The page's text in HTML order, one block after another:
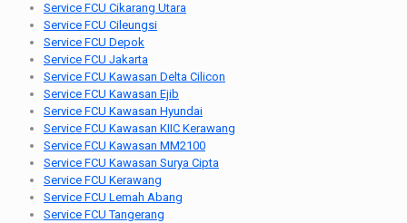
Service FCU Cikarang Utara
Service FCU Cileungsi
Service FCU Depok
Service FCU Jakarta
Service FCU Kawasan Delta Cilicon
Service FCU Kawasan Ejib
Service FCU Kawasan Hyundai
Service FCU Kawasan KIIC Kerawang
Service FCU Kawasan MM2100
Service FCU Kawasan Surya Cipta
Service FCU Kerawang
Service FCU Lemah Abang
Service FCU Tangerang